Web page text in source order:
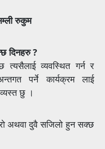
रुकुम
दिनहरु ?
व्यवस्थित गर्न र
पर्ने कार्यक्रम लाई
छु ।
अथवा दुवै सजिलो हुन सक्छ